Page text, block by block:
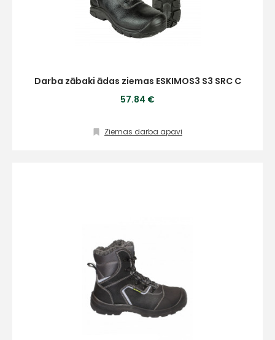
Darba zābaki ādas ziemas ESKIMOS3 S3 SRC C
57.84 €
Ziemas darba apavi